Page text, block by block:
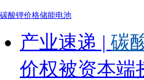
碳酸锂价格储能电池
产业速递 | 碳
价权被资本端